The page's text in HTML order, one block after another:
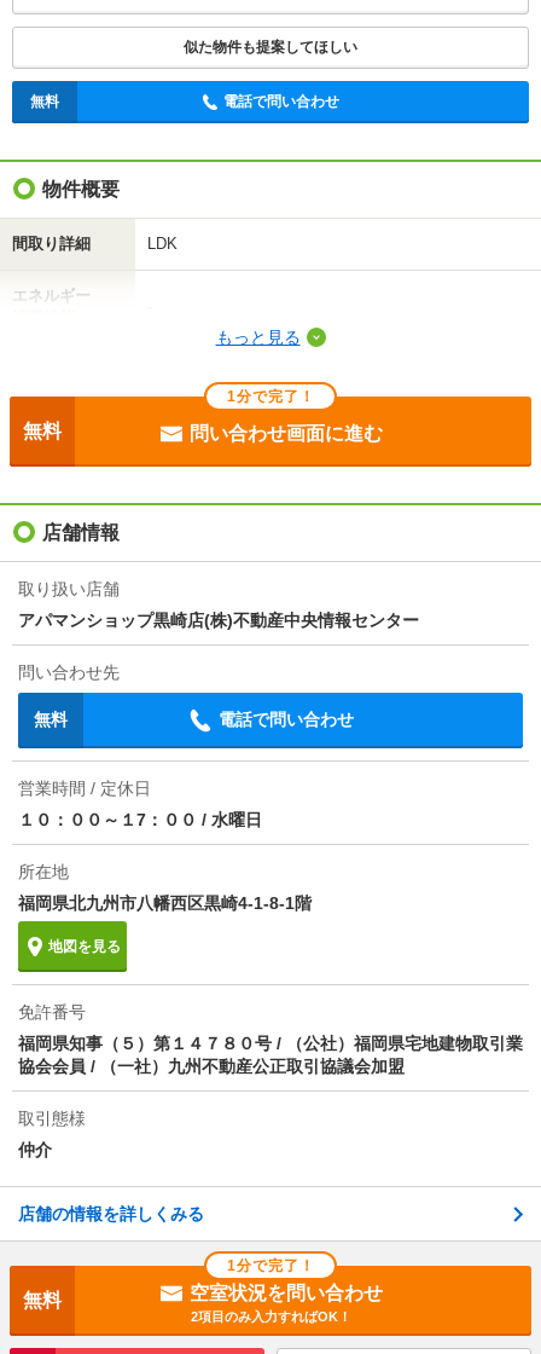
電話で問い合わせ
似た物件も提案してほしい
無料 電話で問い合わせ
物件概要
間取り詳細 LDK
エネルギー
目安光熱費
入居
損保 要
保証会社
ほか初期費用
合計3.52万円（内訳：鍵交換料／初期／室内消毒／初
次回更新予定日 2026/08/20
もっと見る
1分で完了！
無料 問い合わせ画面に進む
店舗情報
取り扱い店舗
アパマンショップ黒崎店(株)不動産中央情報センター
問い合わせ先
無料 電話で問い合わせ
営業時間 / 定休日
１０：００～１7：００ / 水曜日
所在地
福岡県北九州市八幡西区黒崎4-1-8-1階
地図を見る
免許番号
福岡県知事（５）第１４７８０号 / （公社）福岡県宅地建物取引業
協会会員 / （一社）九州不動産公正取引協議会加盟
取引態様
仲介
店舗の情報を詳しくみる
1分で完了！
無料 空室状況を問い合わせ
2項目のみ入力すればOK！